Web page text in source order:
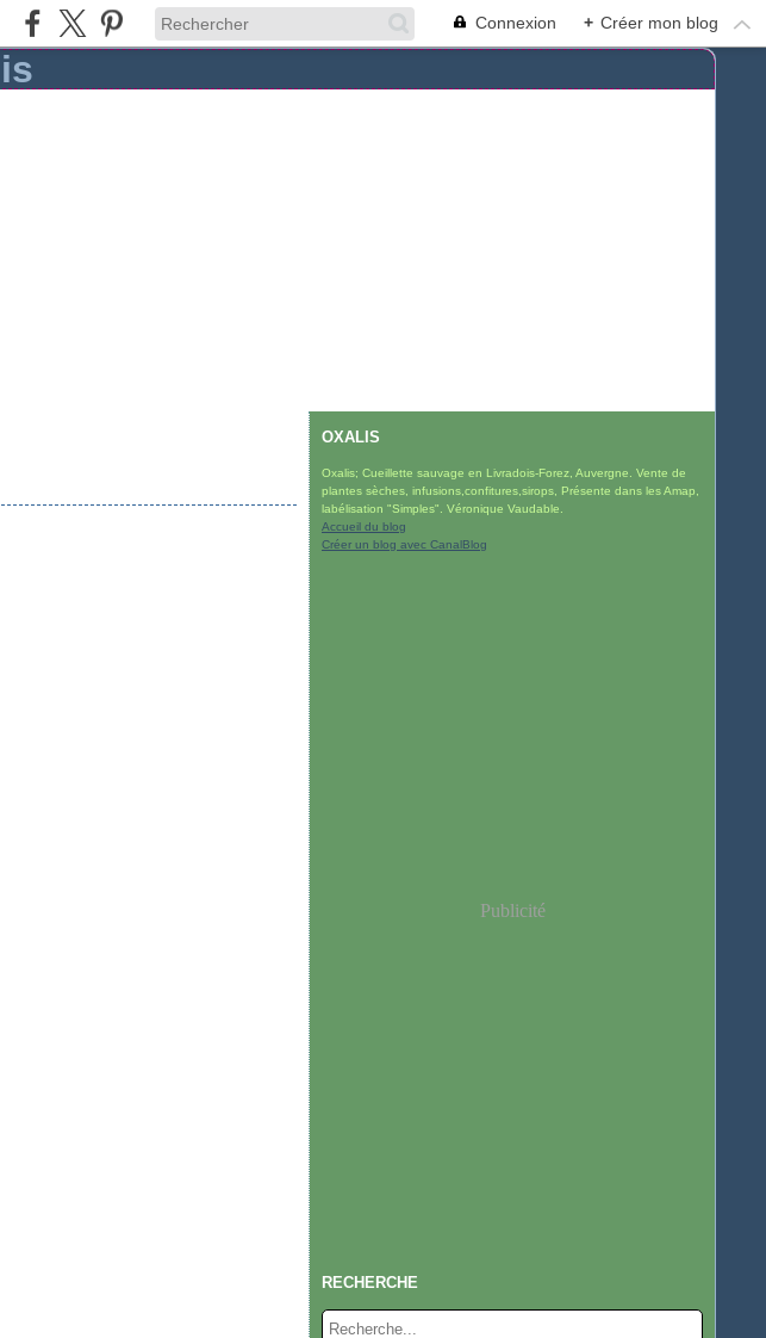
Connexion + Créer mon blog
OXALIS
Oxalis; Cueillette sauvage en Livradois-Forez, Auvergne. Vente de
plantes sèches, infusions,confitures,sirops, Présente dans les Amap,
labélisation "Simples". Véronique Vaudable.
Accueil du blog
Créer un blog avec CanalBlog
Publicité
RECHERCHE